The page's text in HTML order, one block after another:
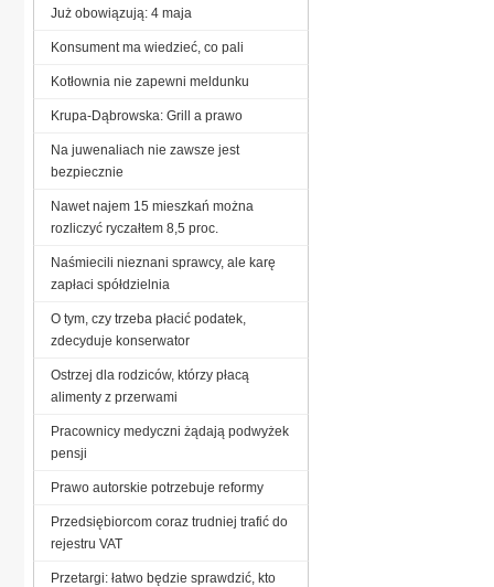
Już obowiązują: 4 maja
Konsument ma wiedzieć, co pali
Kotłownia nie zapewni meldunku
Krupa-Dąbrowska: Grill a prawo
Na juwenaliach nie zawsze jest
bezpiecznie
Nawet najem 15 mieszkań można
rozliczyć ryczałtem 8,5 proc.
Naśmiecili nieznani sprawcy, ale karę
zapłaci spółdzielnia
O tym, czy trzeba płacić podatek,
zdecyduje konserwator
Ostrzej dla rodziców, którzy płacą
alimenty z przerwami
Pracownicy medyczni żądają podwyżek
pensji
Prawo autorskie potrzebuje reformy
Przedsiębiorcom coraz trudniej trafić do
rejestru VAT
Przetargi: łatwo będzie sprawdzić, kto